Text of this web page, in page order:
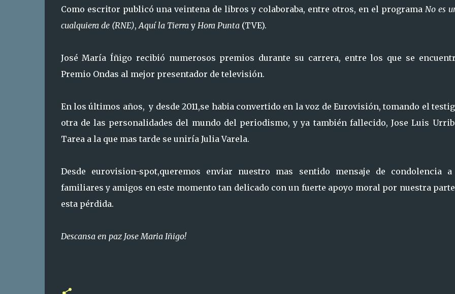
Como escritor publicó una veintena de libros y colaboraba, entre otros, en el programa No es
cualquiera de (RNE),Aquí la Tierray Hora Punta(TVE).
José María Íñigo recibió numerosos premios durante su carrera, entre los que se
Premio Ondas al mejor presentador de televisión.
En los últimos años, y desde 2011,se habia convertido en la voz de Eurovisión, tomando el
otra de las personalidades del mundo del periodismo, y ya también fallecido, Jose Luis
Tarea a la que mas tarde se uniría Julia Varela.
Desde eurovision-spot,queremos enviar nuestro mas sentido mensaje de condolencia
familiares y amigos en este momento tan delicado con un fuerte apoyo moral por nuestra
esta pérdida.
Descansa en paz Jose Maria Iñigo!